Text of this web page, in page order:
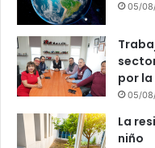
05/
por
05/
La
niño